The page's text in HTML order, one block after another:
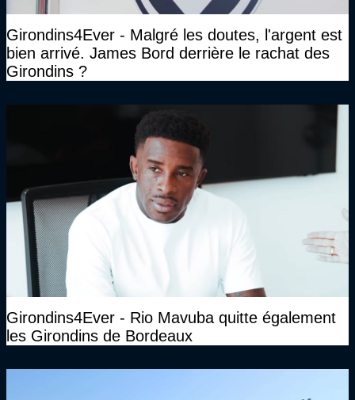
Girondins4Ever - Malgré les doutes, l'argent est
bien arrivé. James Bord derrière le rachat des
Girondins ?
Girondins4Ever - Rio Mavuba quitte également
les Girondins de Bordeaux